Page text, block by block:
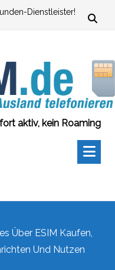
Dienstleister!
aktiv, kein Roaming
Über ESIM Kaufen,
Und Nutzen